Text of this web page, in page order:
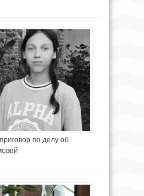
по делу об